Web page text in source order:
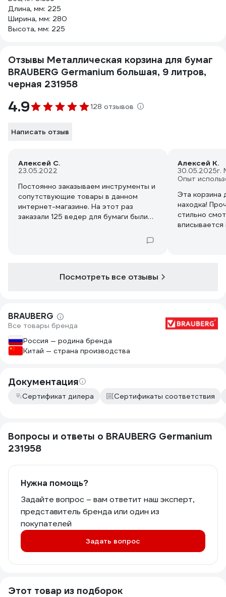
Длина, мм: 225
Ширина, мм: 280
Высота, мм: 225
Отзывы Металлическая корзина для бумаг
BRAUBERG Germanium большая, 9 литров,
черная 231958
4.9 128 отзывов
Написать отзыв
Алексей С.
23.05.2022
Постоянно заказываем инструменты и
сопутствующие товары в данном
интернет-магазине. На этот раз
заказали 125 ведер для бумаги были
Алексей К.
30.05.2025г.
Опыт
Эта корзина
находка!
стильно
Посмотреть все отзывы
BRAUBERG
Все товары бренда
Россия — родина бренда
Китай — страна производства
Документация
Сертификат дилера Сертификаты соответствия
Вопросы и ответы о BRAUBERG Germanium
231958
Нужна помощь?
Задайте вопрос – вам ответит наш эксперт,
представитель бренда или один из
покупателей
Задать вопрос
Этот товар из подборок